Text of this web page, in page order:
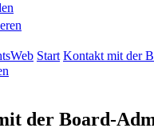
Start Kontakt mit der
der Board-